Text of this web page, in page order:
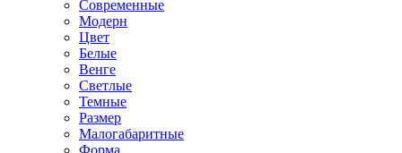
Современные
Модерн
Цвет
Белые
Венге
Светлые
Темные
Размер
Малогабаритные
Форма